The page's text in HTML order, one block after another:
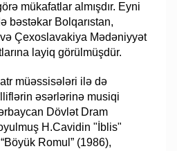
mükafatlar almışdır. Eyni
bəstəkar Bolqarıstan,
Çexoslavakiya Mədəniyyət
layiq görülmüşdür.
müəssisələri ilə də
əsərlərinə musiqi
Dövlət Dram
H.Cavidin "İblis"
Romul” (1986),